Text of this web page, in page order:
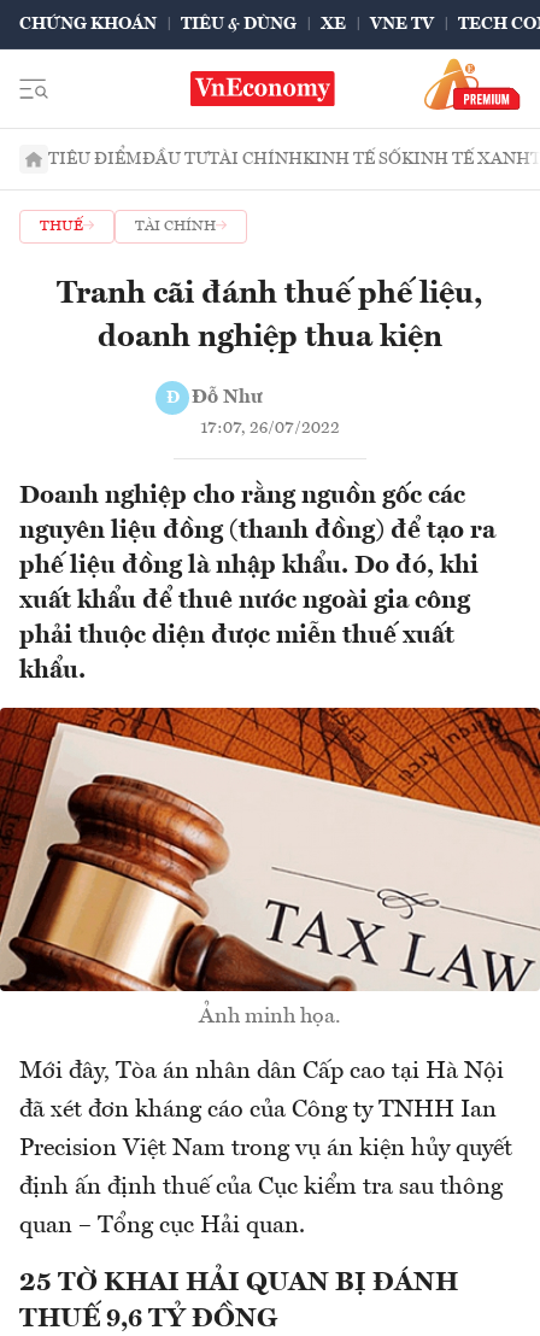
CHỨNG KHOÁN TIÊU & DÙNG XE VNE TV TECH
TIÊU ĐIỂMĐẦU TƯTÀI CHÍNHKINH TẾ SỐKINH TẾ XANH
THUẾ TÀI CHÍNH
Tranh cãi đánh thuế phế liệu,
doanh nghiệp thua kiện
Đ Đỗ Như
17:07, 26/07/2022
Doanh nghiệp cho rằng nguồn gốc các
nguyên liệu đồng (thanh đồng) để tạo ra
phế liệu đồng là nhập khẩu. Do đó, khi
xuất khẩu để thuê nước ngoài gia công
phải thuộc diện được miễn thuế xuất
khẩu.
Ảnh minh họa.
Mới đây, Tòa án nhân dân Cấp cao tại Hà Nội
đã xét đơn kháng cáo của Công ty TNHH Ian
Precision Việt Nam trong vụ án kiện hủy quyết
định ấn định thuế của Cục kiểm tra sau thông
quan – Tổng cục Hải quan.
25 TỜ KHAI HẢI QUAN BỊ ĐÁNH
THUẾ 9,6 TỶ ĐỒNG